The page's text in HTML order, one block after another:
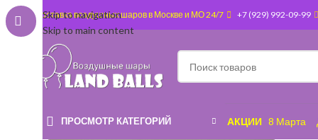
Skip to navigation
Skip to main content
Доставка воздушных шаров в Москве и МО 24/7 +7 (929) 992-09-99
ПРОСМОТР КАТЕГОРИЙ АКЦИИ 8 Марта